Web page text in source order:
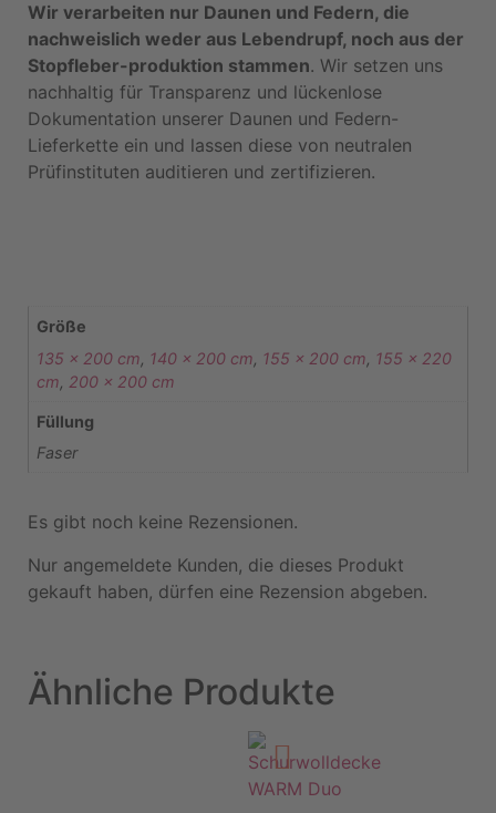
Wir verarbeiten nur Daunen und Federn, die
nachweislich weder aus Lebendrupf, noch aus der
Stopfleber-produktion stammen. Wir setzen uns
nachhaltig für Transparenz und lückenlose
Dokumentation unserer Daunen und Federn-
Lieferkette ein und lassen diese von neutralen
Prüfinstituten auditieren und zertifizieren.
Größe
135 x 200 cm
140 x 200 cm 155 x 200 cm
155 x 220
cm 200 x 200 cm
Füllung
Faser
Es gibt noch keine Rezensionen.
Nur angemeldete Kunden, die dieses Produkt
gekauft haben, dürfen eine Rezension abgeben.
Ähnliche Produkte